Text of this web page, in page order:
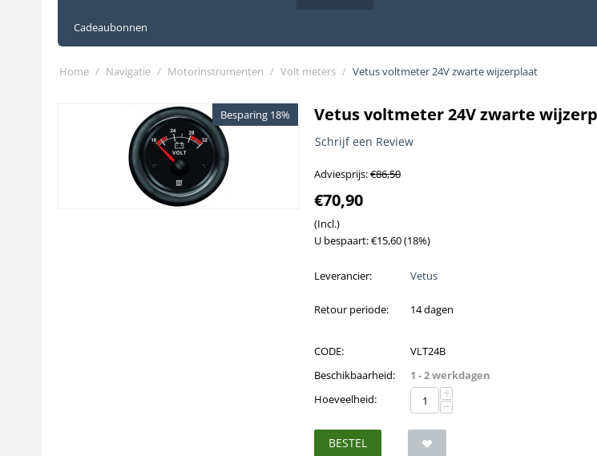
Cadeaubonnen
Home / Navigatie / Motorinstrumenten / Volt meters / Vetus voltmeter 24V zwarte wijzerplaat
Besparing 18% Vetus voltmeter 24V zwarte
Schrijf een Review
Adviesprijs:€86,50
€70,90
(Incl.)
U bespaart:€15,60(18%)
Leverancier: Vetus
Retour periode: 14 dagen
CODE:
VLT24B
Beschikbaarheid:
1 - 2 werkdagen
Hoeveelheid:
+
−
BESTEL